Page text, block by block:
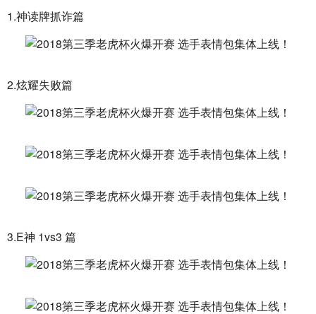
1.神读牌抓诈篇
2.炫耀失败篇
3.E神 1vs3 篇